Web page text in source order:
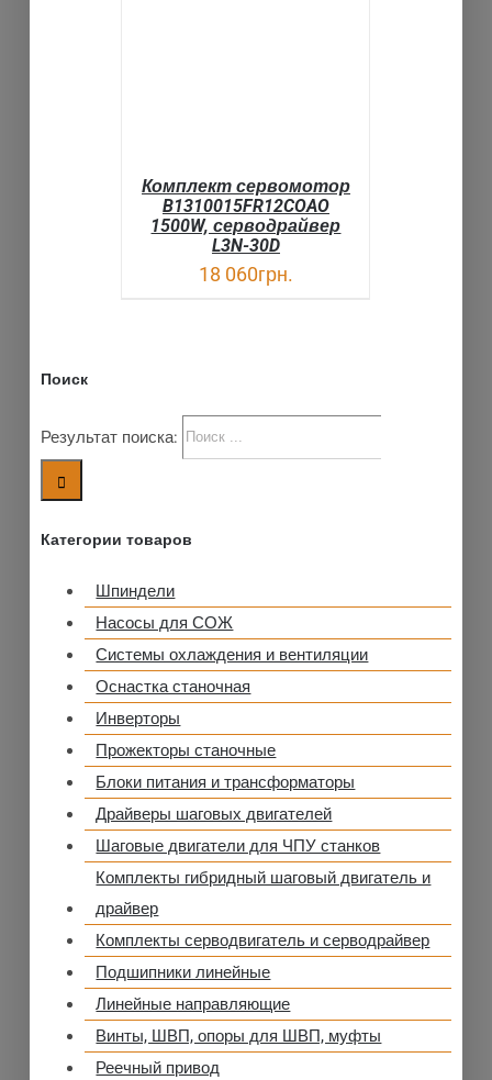
Комплект сервомотор
B1310015FR12COAO
1500W, серводрайвер
L3N-30D
18 060грн.
Поиск
Результат поиска:
Категории товаров
Шпиндели
Насосы для СОЖ
Системы охлаждения и вентиляции
Оснастка станочная
Инверторы
Прожекторы станочные
Блоки питания и трансформаторы
Драйверы шаговых двигателей
Шаговые двигатели для ЧПУ станков
Комплекты гибридный шаговый двигатель и
драйвер
Комплекты серводвигатель и серводрайвер
Подшипники линейные
Линейные направляющие
Винты, ШВП, опоры для ШВП, муфты
Реечный привод